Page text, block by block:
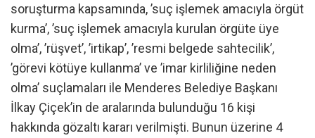
soruşturma kapsamında, ’suç işlemek amacıyla örgüt
kurma’, ’suç işlemek amacıyla kurulan örgüte üye
olma’, ’rüşvet’, ’irtikap’, ’resmi belgede sahtecilik’,
’görevi kötüye kullanma’ ve ’imar kirliliğine neden
olma’ suçlamaları ile Menderes Belediye Başkanı
İlkay Çiçek’in de aralarında bulunduğu 16 kişi
hakkında gözaltı kararı verilmişti. Bunun üzerine 4